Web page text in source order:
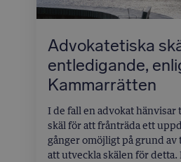
information om
transaktionerna.
Advokatetiska
entledigande,
Kammarrätten
I de fall en advokat hänvisar
skäl för att frånträda ett
gånger omöjligt på grund
att utveckla skälen för detta.